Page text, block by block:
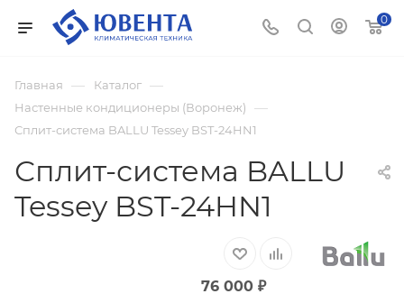
0
Главная — Каталог —
Настенные кондиционеры (Воронеж) —
Сплит-система BALLU Tessey BST-24HN1
Сплит-система BALLU
Tessey BST-24HN1
76 000₽